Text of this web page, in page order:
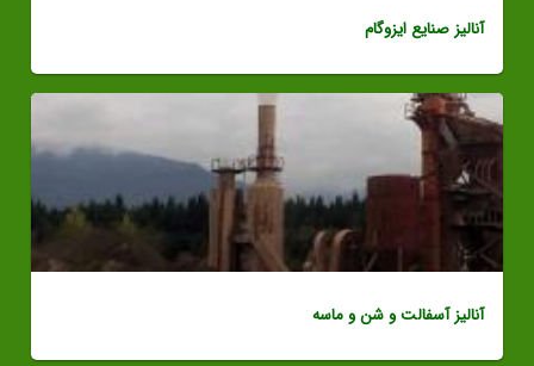
آنالیز صنایع ایزوگام
آنالیز آسفالت و شن و ماسه